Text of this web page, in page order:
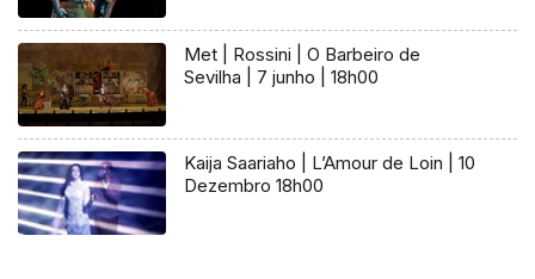
Met | Rossini | O Barbeiro de
Sevilha | 7 junho | 18h00
Kaija Saariaho | L’Amour de Loin | 10
Dezembro 18h00